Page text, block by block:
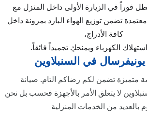
فوراً في الزيارة الأولى داخل المنزل مع
تضمن توزيع الهواء البارد بمرونة داخل
كافة الأدراج،
الكهرباء ويمنحكِ تجميداً فائقاً.
في السنبلاوين
متميزة تضمن لكم رضاكم التام. صيانة
لا يتعلق الأمر بالأجهزة فحسب بل نحن
بالعديد من الخدمات المنزلية